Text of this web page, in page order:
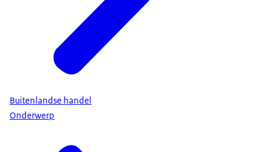
Buitenlandse handel
Onderwerp